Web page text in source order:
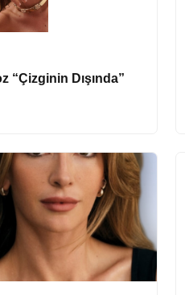
“Çizginin Dışında”